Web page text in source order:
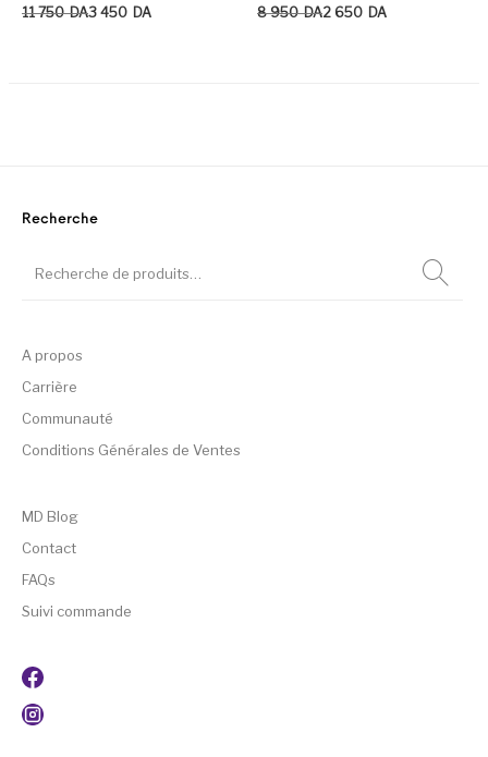
11 750 DA
Le prix initial était : 11 750DA.
3 450 DA
Le prix actuel est : 3 450DA.
8 950 DA
Le prix initial était : 8 950DA.
2 650 DA
Le prix actuel est : 2 650DA.
Recherche
A propos
Carrière
Communauté
Conditions Générales de Ventes
MD Blog
Contact
FAQs
Suivi commande